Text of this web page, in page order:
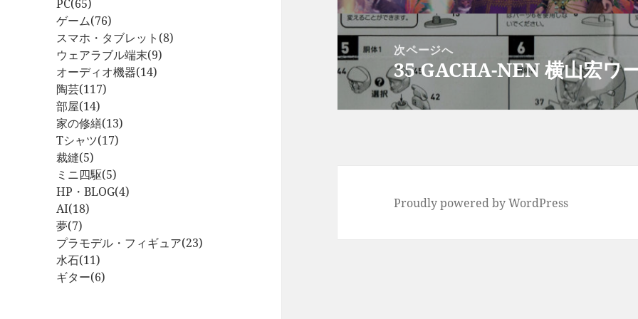
PC(65)
ゲーム(76)
スマホ・タブレット (8)
ウェアラブル端末(9)
オーディオ機器(14)
陶芸(117)
部屋(14)
家の修繕(13)
Tシャツ(17)
裁縫(5)
ミニ四駆(5)
HP・BLOG(4)
AI(18)
夢(7)
プラモデル・フィギュア(23)
水石(11)
ギター(6)
ゲ
ー
シ
ョ
投
稿:
次ページへ
次
の
投
35 GACHA-NEN 横山宏ワ
Proudly powered by WordPress